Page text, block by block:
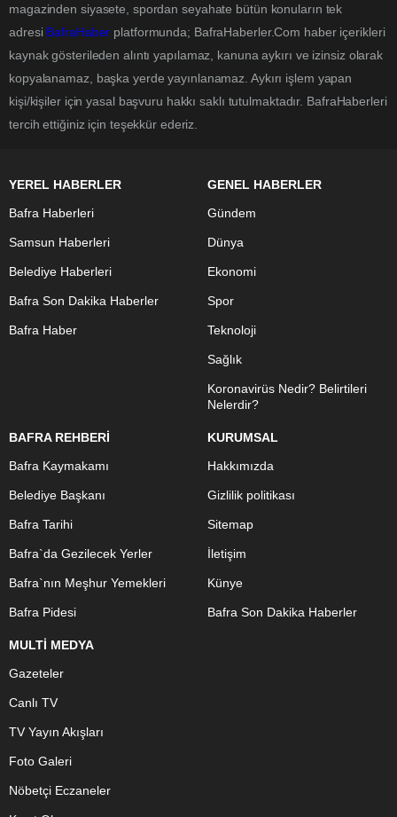
magazinden siyasete, spordan seyahate bütün konuların tek
adresi BafraHaber platformunda; BafraHaberler.Com haber içerikleri
kaynak gösterileden alıntı yapılamaz, kanuna aykırı ve izinsiz olarak
kopyalanamaz, başka yerde yayınlanamaz. Aykırı işlem yapan
kişi/kişiler için yasal başvuru hakkı saklı tutulmaktadır. BafraHaberleri
tercih ettiğiniz için teşekkür ederiz.
YEREL HABERLER
Bafra Haberleri
Samsun Haberleri
Belediye Haberleri
Bafra Son Dakika Haberler
Bafra Haber
GENEL HABERLER
Gündem
Dünya
Ekonomi
Spor
Teknoloji
Sağlık
Koronavirüs Nedir? Belirtileri
Nelerdir?
BAFRA REHBERİ
Bafra Kaymakamı
Belediye Başkanı
Bafra Tarihi
Bafra`da Gezilecek Yerler
Bafra`nın Meşhur Yemekleri
Bafra Pidesi
KURUMSAL
Hakkımızda
Gizlilik politikası
Sitemap
İletişim
Künye
Bafra Son Dakika Haberler
MULTİ MEDYA
Gazeteler
Canlı TV
TV Yayın Akışları
Foto Galeri
Nöbetçi Eczaneler